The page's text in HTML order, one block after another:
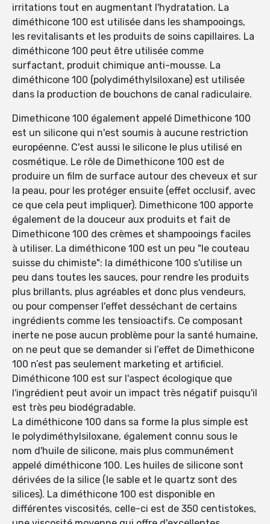
irritations tout en augmentant l'hydratation. La
diméthicone 100 est utilisée dans les shampooings,
les revitalisants et les produits de soins capillaires. La
diméthicone 100 peut être utilisée comme
surfactant, produit chimique anti-mousse. La
diméthicone 100 (polydiméthylsiloxane) est utilisée
dans la production de bouchons de canal radiculaire.
Dimethicone 100 également appelé Dimethicone 100
est un silicone qui n'est soumis à aucune restriction
européenne. C'est aussi le silicone le plus utilisé en
cosmétique. Le rôle de Dimethicone 100 est de
produire un film de surface autour des cheveux et sur
la peau, pour les protéger ensuite (effet occlusif, avec
ce que cela peut impliquer). Dimethicone 100 apporte
également de la douceur aux produits et fait de
Dimethicone 100 des crèmes et shampooings faciles
à utiliser. La diméthicone 100 est un peu "le couteau
suisse du chimiste": la diméthicone 100 s'utilise un
peu dans toutes les sauces, pour rendre les produits
plus brillants, plus agréables et donc plus vendeurs,
ou pour compenser l'effet desséchant de certains
ingrédients comme les tensioactifs. Ce composant
inerte ne pose aucun problème pour la santé humaine,
on ne peut que se demander si l’effet de Dimethicone
100 n’est pas seulement marketing et artificiel.
Diméthicone 100 est sur l'aspect écologique que
l'ingrédient peut avoir un impact très négatif puisqu'il
est très peu biodégradable.
La diméthicone 100 dans sa forme la plus simple est
le polydiméthylsiloxane, également connu sous le
nom d'huile de silicone, mais plus communément
appelé diméthicone 100. Les huiles de silicone sont
dérivées de la silice (le sable et le quartz sont des
silices). La diméthicone 100 est disponible en
différentes viscosités, celle-ci est de 350 centistokes,